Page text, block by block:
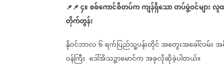
📌📌၄။စစ်ကောင်စီတပ်ကကျန်ရှိသောတပ်ဖွဲ့ဝင်များလူ
တိုက်တွန်း
နိုဝင်ဘာလ ၆ရက်ပြည်သူ့ပန်းတိုင်အတွေးအခေါ်လမ်းအ
ဝန်ကြီး ဒေါ်အိသဉ္ဇာမောင်ကအခုလိုဆိုခဲ့ပါတယ်။